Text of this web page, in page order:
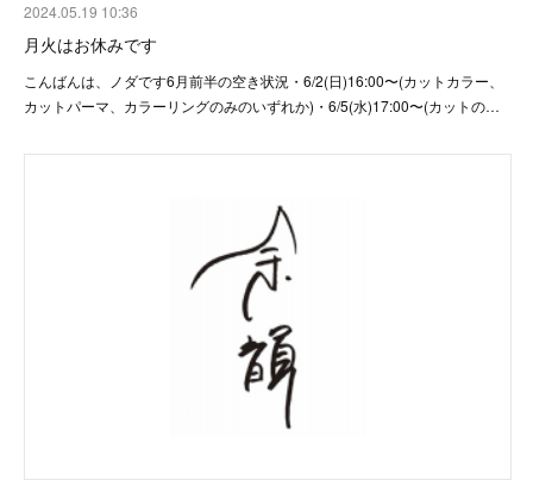
2024.05.19 10:36
月火はお休みです
こんばんは、ノダです6月前半の空き状況・6/2(日)16:00〜(カットカラー、
カットパーマ、カラーリングのみのいずれか)・6/5(水)17:00〜(カットの…